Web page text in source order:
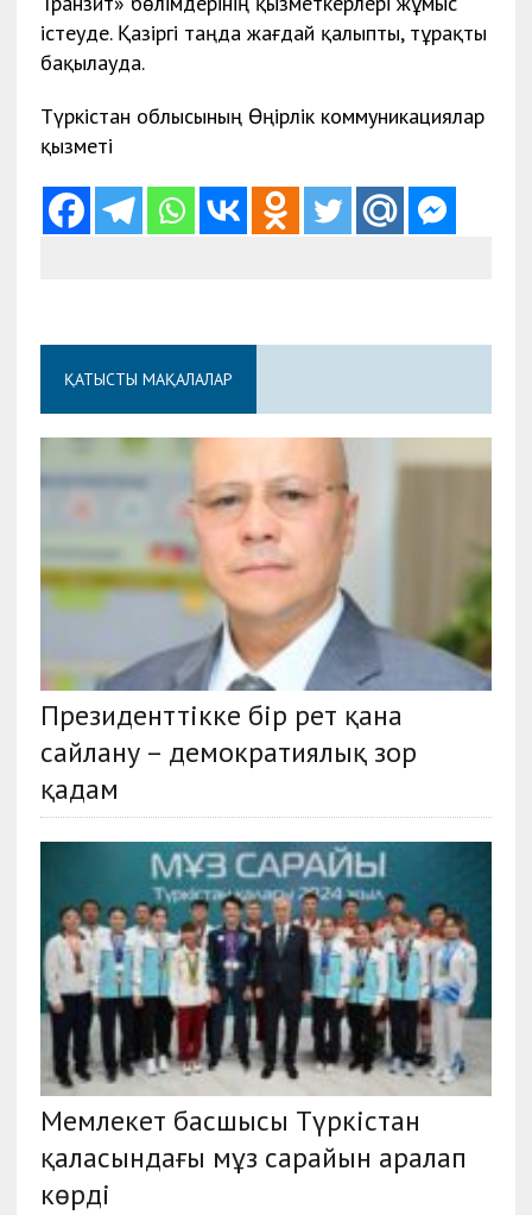
істеуде. Қазіргі таңда жағдай қалыпты, тұрақты
бақылауда.
Түркістан облысының Өңірлік коммуникациялар
қызметі
ҚАТЫСТЫ МАҚАЛАЛАР
Президенттікке бір рет қана
сайлану – демократиялық зор
қадам
Мемлекет басшысы Түркістан
қаласындағы мұз сарайын аралап
көрді